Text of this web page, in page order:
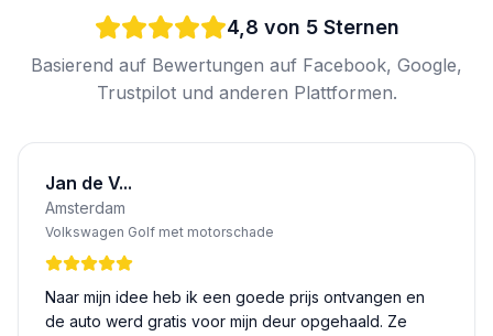
4,8 von 5 Sternen
Basierend auf Bewertungen auf Facebook, Google,
Trustpilot und anderen Plattformen.
Jan de V...
Amsterdam
Volkswagen Golf met motorschade
Naar mijn idee heb ik een goede prijs ontvangen en
de auto werd gratis voor mijn deur opgehaald. Ze